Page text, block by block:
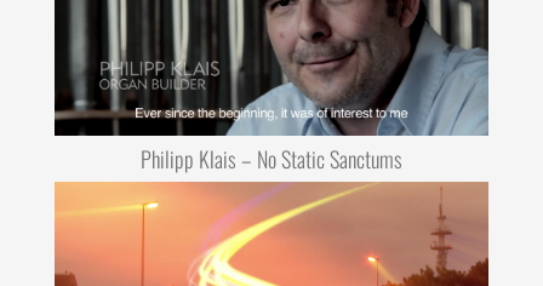
Philipp Klais – No Static Sanctums